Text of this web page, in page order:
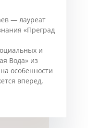
— лауреат
«Преград
и
Вода» из
особенности
вперед,